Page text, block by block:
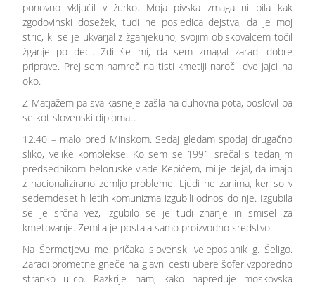
ponovno vključil v žurko. Moja pivska zmaga ni bila kak
zgodovinski dosežek, tudi ne posledica dejstva, da je moj
stric, ki se je ukvarjal z žganjekuho, svojim obiskovalcem točil
žganje po deci. Zdi še mi, da sem zmagal zaradi dobre
priprave. Prej sem namreč na tisti kmetiji naročil dve jajci na
oko.
Z Matjažem pa sva kasneje zašla na duhovna pota, poslovil pa
se kot slovenski diplomat.
12.40 – malo pred Minskom. Sedaj gledam spodaj drugačno
sliko, velike komplekse. Ko sem se 1991 srečal s tedanjim
predsednikom beloruske vlade Kebičem, mi je dejal, da imajo
z nacionalizirano zemljo probleme. Ljudi ne zanima, ker so v
sedemdesetih letih komunizma izgubili odnos do nje. Izgubila
se je srčna vez, izgubilo se je tudi znanje in smisel za
kmetovanje. Zemlja je postala samo proizvodno sredstvo.
Na Šermetjevu me pričaka slovenski veleposlanik g. Šeligo.
Zaradi prometne gneče na glavni cesti ubere šofer vzporedno
stranko ulico. Razkrije nam, kako napreduje moskovska